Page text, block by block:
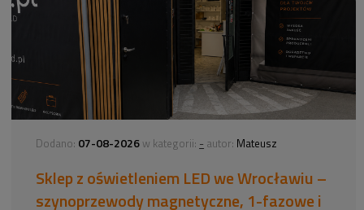
Dodano: 07-08-2026 w kategorii: - autor: Mateusz
Sklep z oświetleniem LED we Wrocławiu –
szynoprzewody magnetyczne, 1-fazowe i